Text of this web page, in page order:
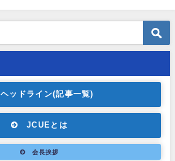
ヘッドライン(記事一覧)
JCUEとは
会長挨拶